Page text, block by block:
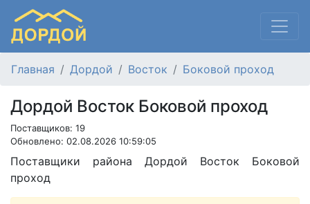
Главная Дордой Восток Боковой проход
Дордой Восток Боковой проход
Поставщиков: 19
Обновлено: 02.08.2026 10:59:05
Поставщики района Дордой Восток Боковой
проход